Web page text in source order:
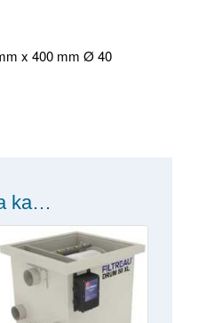
x 400 mm Ø 40
ka…